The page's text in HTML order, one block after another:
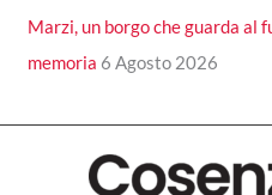
Marzi, un borgo che guarda al
memoria 6 Agosto 2026